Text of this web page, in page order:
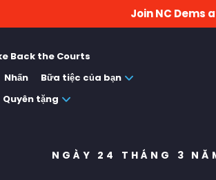
Join NC Dems
Back the Courts
Nhấn
Bữa tiệc của bạn
Quyên tặng
NGÀY 24 THÁNG 3